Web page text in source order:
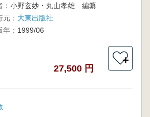
小野玄妙・丸山孝雄 編纂
元： 大東出版社
年： 1999/06
27,500 円
＋